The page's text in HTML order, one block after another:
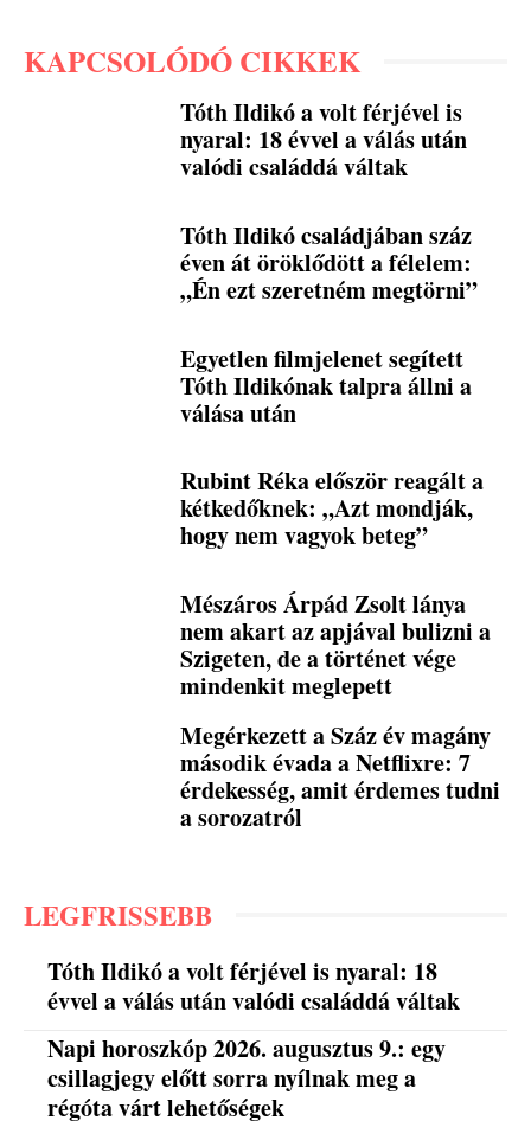
KAPCSOLÓDÓ CIKKEK
Tóth Ildikó a volt férjével is
nyaral: 18 évvel a válás után
valódi családdá váltak
Tóth Ildikó családjában száz
éven át öröklődött a félelem:
„Én ezt szeretném megtörni”
Egyetlen filmjelenet segített
Tóth Ildikónak talpra állni a
válása után
Rubint Réka először reagált a
kétkedőknek: „Azt mondják,
hogy nem vagyok beteg”
Mészáros Árpád Zsolt lánya
nem akart az apjával bulizni a
Szigeten, de a történet vége
mindenkit meglepett
Megérkezett a Száz év magány
második évada a Netflixre: 7
érdekesség, amit érdemes tudni
a sorozatról
LEGFRISSEBB
Tóth Ildikó a volt férjével is nyaral: 18
évvel a válás után valódi családdá váltak
Napi horoszkóp 2026. augusztus 9.: egy
csillagjegy előtt sorra nyílnak meg a
régóta várt lehetőségek